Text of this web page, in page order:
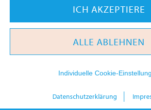
ICH AKZEPTIERE
ALLE ABLEHNEN
Individuelle Cookie-
Datenschutzerklärung